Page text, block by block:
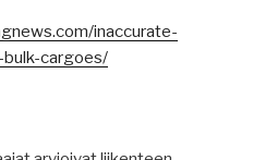
inaccurate-
cargoes/